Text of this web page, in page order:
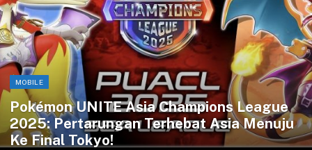
MOBILE
Pokémon UNITE Asia Champions League
2025: Pertarungan Terhebat Asia Menuju
Ke Final Tokyo!